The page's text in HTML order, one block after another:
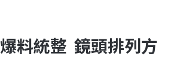
料統整 鏡頭排列方